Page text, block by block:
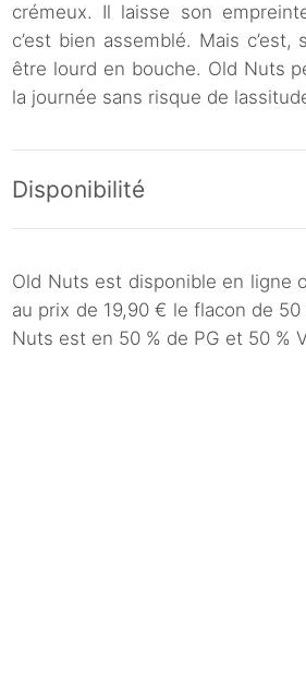
crémeux. Il laisse son
c’est bien assemblé. Mais
être lourd en bouche. Old Nuts
la journée sans risque de
Disponibilité
Old Nuts est disponible en ligne
au prix de 19,90 € le flacon de
Nuts est en 50 % de PG et 50 %